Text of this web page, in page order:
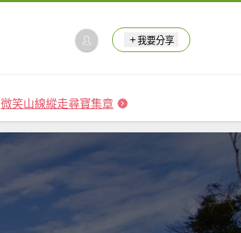
我要分享
微笑山線縱走尋寶集章